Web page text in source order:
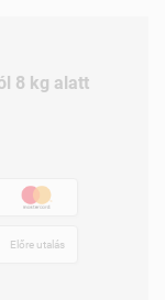
8 kg alatt
Előre utalás